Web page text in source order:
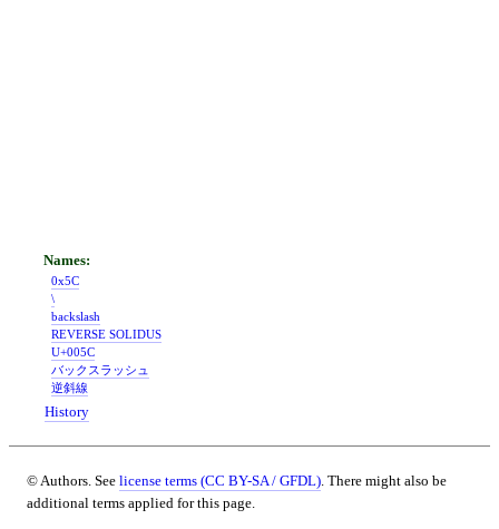
0x5C
\
backslash
REVERSE SOLIDUS
U+005C
バックスラッシュ
逆斜線
History
© Authors. See license terms (CC BY-SA / GFDL) . There might also be
additional terms applied for this page.